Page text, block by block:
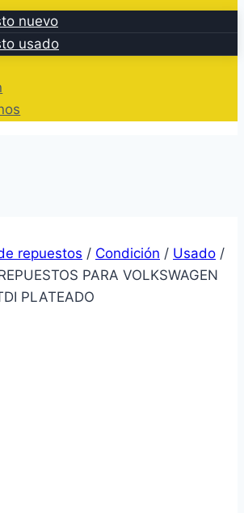
nuevo
usado
repuestos / Condición / Usado /
PARA VOLKSWAGEN
PLATEADO